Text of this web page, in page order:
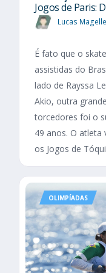
Jogos de Paris:
Lucas Magelle
É fato que o
assistidas do
lado de Rayssa
Akio, outra
torcedores foi o
49 anos. O atleta
os Jogos de
OLIMPÍADAS